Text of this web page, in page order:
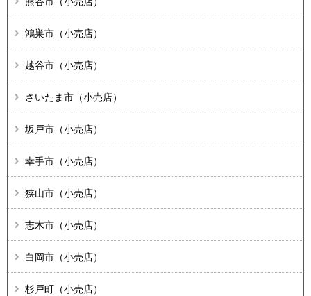
鴻巣市（小売店）
越谷市（小売店）
さいたま市（小売店）
坂戸市（小売店）
幸手市（小売店）
狭山市（小売店）
志木市（小売店）
白岡市（小売店）
杉戸町（小売店）